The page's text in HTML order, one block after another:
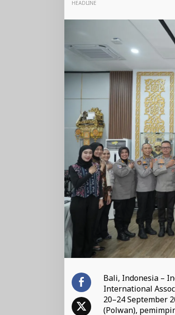
HEADLINE
Bali, Indonesia –
International
20–24 September
(Polwan),